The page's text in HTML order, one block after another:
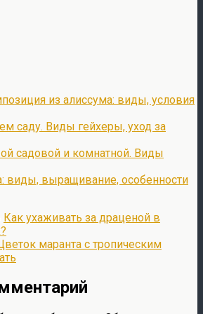
из алиссума: виды, условия
саду. Виды гейхеры, уход за
садовой и комнатной. Виды
виды, выращивание, особенности
Как ухаживать за драценой в
маранта с тропическим